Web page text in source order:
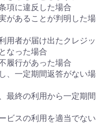
項に違反した場合
があることが判明した場
用者が届け出たクレジッ
なった場合
履行があった場合
、一定期間返答がない場
最終の利用から一定期間
ビスの利用を適当でない